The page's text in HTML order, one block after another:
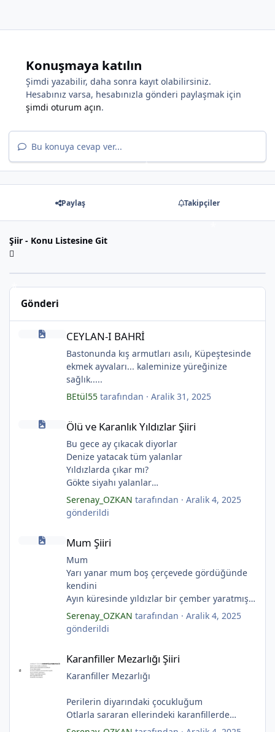
Konuşmaya katılın
Şimdi yazabilir, daha sonra kayıt olabilirsiniz.
Hesabınız varsa, hesabınızla gönderi paylaşmak için
şimdi oturum açın.
Bu konuya cevap ver...
Paylaş Takipçiler
Şiir - Konu Listesine Git
Gönderi
CEYLAN-I BAHRİ
Bastonunda kış armutları asılı, Küpeştesinde
ekmek ayvaları... kaleminize yüreğinize
sağlık.....
BEtül55tarafından · Aralik 31, 2025
Ölü ve Karanlık Yıldızlar Şiiri
Bu gece ay çıkacak diyorlar
Denize yatacak tüm yalanlar
Yıldızlarda çıkar mı?
Gökte siyahı yalanlar
Ölü ve karanlık yıldızlar
Ayı sarhoş etmişler
Ay kesilmiş kızıl, kızıl
(Serenay Özkan, Viata)
Serenay_OZKAN tarafından · Aralik 4, 2025
gönderildi
Mum Şiiri
Mum
Yarı yanar mum boş çerçevede gördüğünde
kendini
Ayın küresinde yıldızlar bir çember yaratmış
Çocukların rüyalarını.
Gıcırdayan tahta evimizdeki mumlar
Bizi bizlere gösteren fenermiş.
Fenerler bir başka yanarmış.
Hayalin gerçeğinde susmayan sesini
Aşıklar evlerinde ailelerini sayarmış.
Sular ateşi söndürür derler
Aşıklar evinde ateş yükselirmiş
Serenay_OZKAN tarafından · Aralik 4, 2025
gönderildi
Karanfiller Mezarlığı Şiiri
Karanfiller Mezarlığı
Perilerin diyarındaki çocukluğum
Otlarla sararan ellerindeki karanfillerde
Yarım kalan anneler